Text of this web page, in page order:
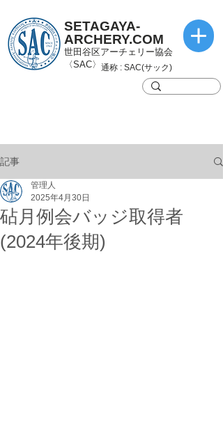
SETAGAYA-
ARCHERY.COM
世田谷区アーチェリー協会
〈SAC〉 通称 : SAC(サック)
記事
砧月例会バッジ取得者
(2024年後期)
管理人
2025年4月30日